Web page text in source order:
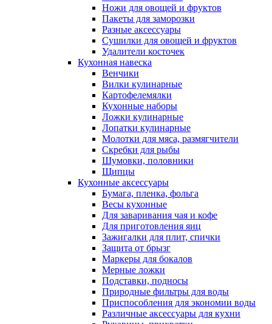
Ножи для овощей и фруктов
Пакеты для заморозки
Разные аксессуары
Сушилки для овощей и фруктов
Удалители косточек
Кухонная навеска
Венчики
Вилки кулинарные
Картофелемялки
Кухонные наборы
Ложки кулинарные
Лопатки кулинарные
Молотки для мяса, размягчители
Скребки для рыбы
Шумовки, половники
Щипцы
Кухонные аксессуары
Бумага, пленка, фольга
Весы кухонные
Для заваривания чая и кофе
Для приготовления яиц
Зажигалки для плит, спички
Защита от брызг
Маркеры для бокалов
Мерные ложки
Подставки, подносы
Природные фильтры для воды
Приспособления для экономии воды
Различные аксессуары для кухни